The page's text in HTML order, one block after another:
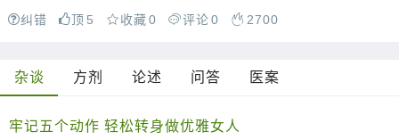
纠错 顶 5 收藏0 评论0 2700
杂谈 方剂 论述 问答 医案
牢记五个动作 轻松转身做优雅女人